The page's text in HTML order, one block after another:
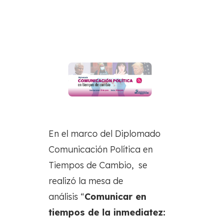
En el marco del Diplomado
Comunicación Política en
Tiempos de Cambio, se
realizó la mesa de
análisis “Comunicar en
tiempos de la inmediatez: